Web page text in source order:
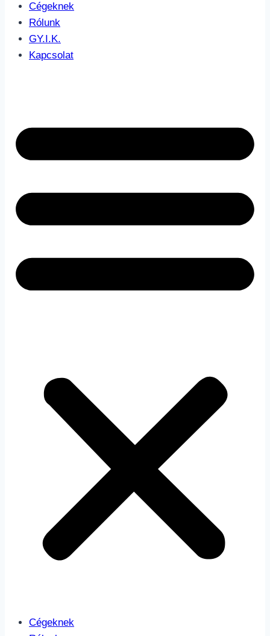
Cégeknek
Rólunk
GY.I.K.
Kapcsolat
Cégeknek